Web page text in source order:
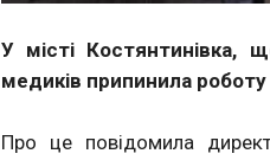
У місті Костянтинівка,
медиків припинила роботу
Про це повідомила